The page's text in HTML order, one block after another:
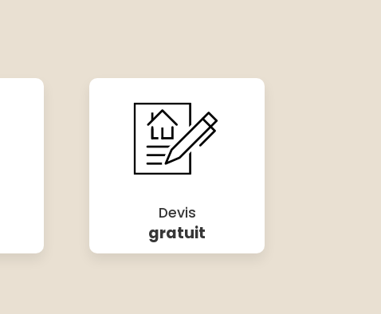
Devis
gratuit